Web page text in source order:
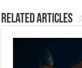
Related Articles